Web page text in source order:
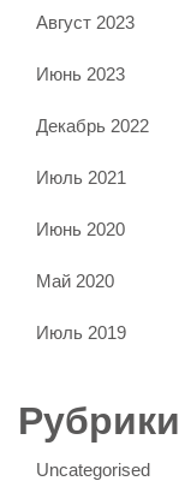
Август 2023
Июнь 2023
Декабрь 2022
Июль 2021
Июнь 2020
Май 2020
Июль 2019
Рубрики
Uncategorised